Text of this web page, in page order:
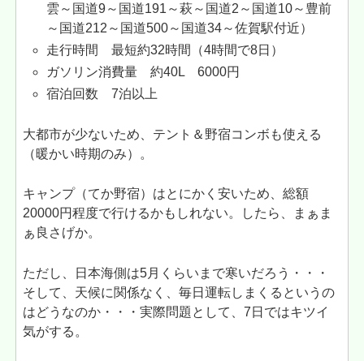
雲～国道9～国道191～萩～国道2～国道10～豊前
～国道212～国道500～国道34～佐賀駅付近）
走行時間 最短約32時間（4時間で8日）
ガソリン消費量 約40L 6000円
宿泊回数 7泊以上
大都市が少ないため、テント＆野宿コンボも使える
（暖かい時期のみ）。
キャンプ（てか野宿）はとにかく安いため、総額
20000円程度で行けるかもしれない。したら、まぁま
ぁ良さげか。
ただし、日本海側は5月くらいまで寒いだろう・・・
そして、天候に関係なく、毎日運転しまくるというの
はどうなのか・・・実際問題として、7日ではキツイ
気がする。